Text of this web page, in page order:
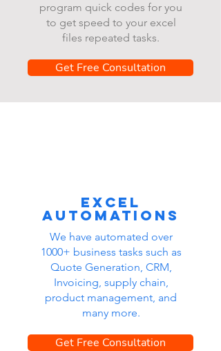
program quick codes for you
to get speed to your excel
files repeated tasks.
Get Free Consultation
Excel
automations
We have automated over
1000+ business tasks such as
Quote Generation, CRM,
Invoicing, supply chain,
product management, and
many more.
Get Free Consultation